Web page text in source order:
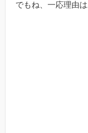
でもね、一応理由